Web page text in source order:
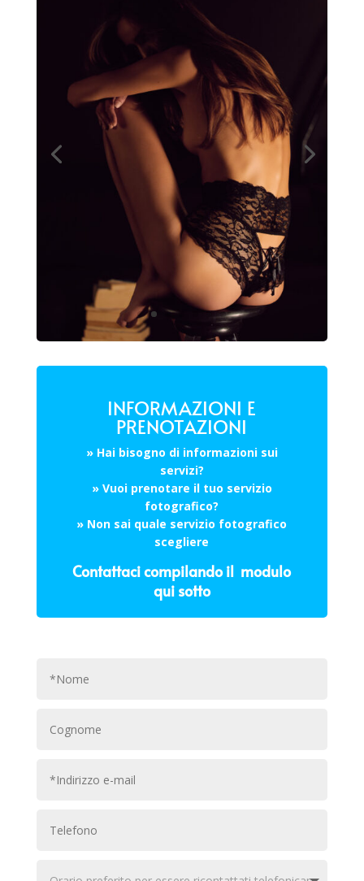
INFORMAZIONI E
PRENOTAZIONI
» Hai bisogno di informazioni sui
servizi?
» Vuoi prenotare il tuo servizio
fotografico?
» Non sai quale servizio fotografico
scegliere
Contattaci compilando il modulo
qui sotto